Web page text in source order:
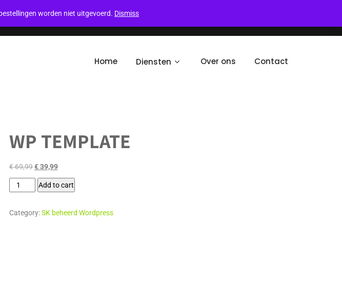
info@serverkingdom.nl Live Chat
Home Diensten Over ons Contact
WP TEMPLATE
€69,99€39,99
Add to cart
Category:SK beheerd Wordpress
worden niet uitgevoerd. Dismiss